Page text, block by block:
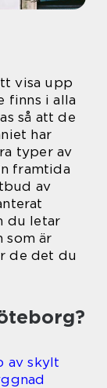
visa upp
finns i alla
så att de
har
typer av
framtida
av
du letar
som är
de det du
av skylt